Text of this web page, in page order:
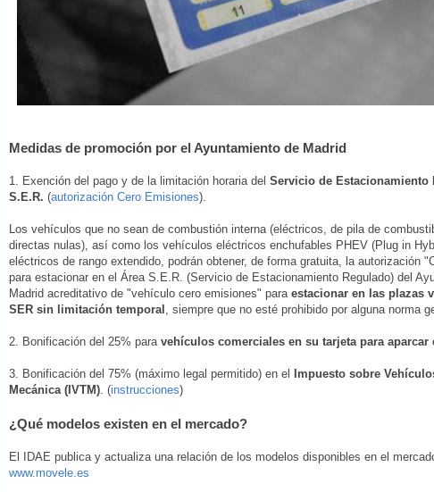
Medidas de promoción por el Ayuntamiento de Madrid
1. Exención del pago y de la limitación horaria del Servicio de Estacionamiento
S.E.R. (autorización Cero Emisiones).
Los vehículos que no sean de combustión interna (eléctricos, de pila de
directas nulas), así como los vehículos eléctricos enchufables PHEV (Plug in
eléctricos de rango extendido, podrán obtener, de forma gratuita, la autorización
para estacionar en el Área S.E.R. (Servicio de Estacionamiento Regulado) del
Madrid acreditativo de "vehículo cero emisiones" para estacionar en las plazas
SER sin limitación temporal
, siempre que no esté prohibido por alguna norma
2. Bonificación del 25% para vehículos comerciales en su tarjeta para aparcar
3. Bonificación del 75% (máximo legal permitido) en el
Impuesto sobre
Mecánica (IVTM) . (instrucciones)
¿Qué modelos existen en el mercado?
El IDAE publica y actualiza una relación de los modelos disponibles en el
www.movele.es